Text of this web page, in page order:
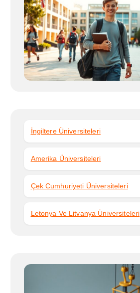
İngiltere Üniversiteleri
Amerika Üniversiteleri
Çek Cumhuriyeti Üniversiteleri
Letonya Ve Litvanya Üniversiteleri